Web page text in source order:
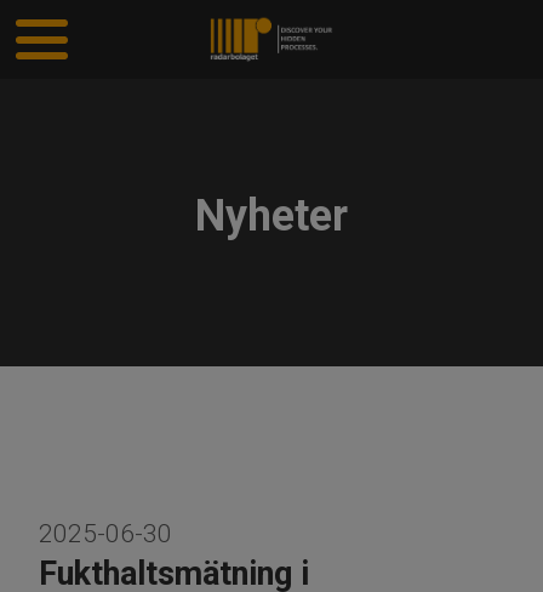
Nyheter
2025-06-30
Fukthaltsmätning i